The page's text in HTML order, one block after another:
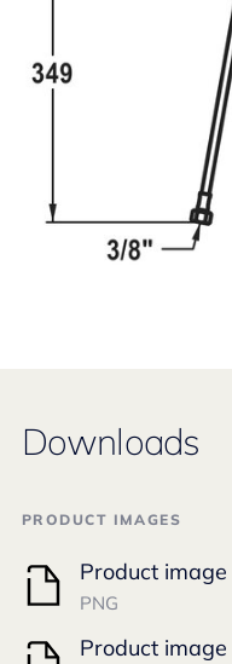
Downloads
PRODUCT IMAGES
Product image
PNG
Product image